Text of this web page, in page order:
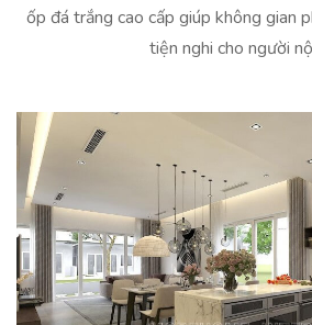
ốp đá trắng cao cấp giúp không gian
tiện nghi cho người